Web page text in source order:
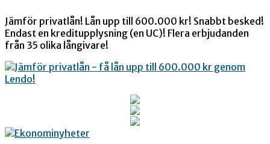
Jämför privatlån! Lån upp till 600.000 kr! Snabbt besked!
Endast en kreditupplysning (en UC)! Flera erbjudanden
från 35 olika långivare!